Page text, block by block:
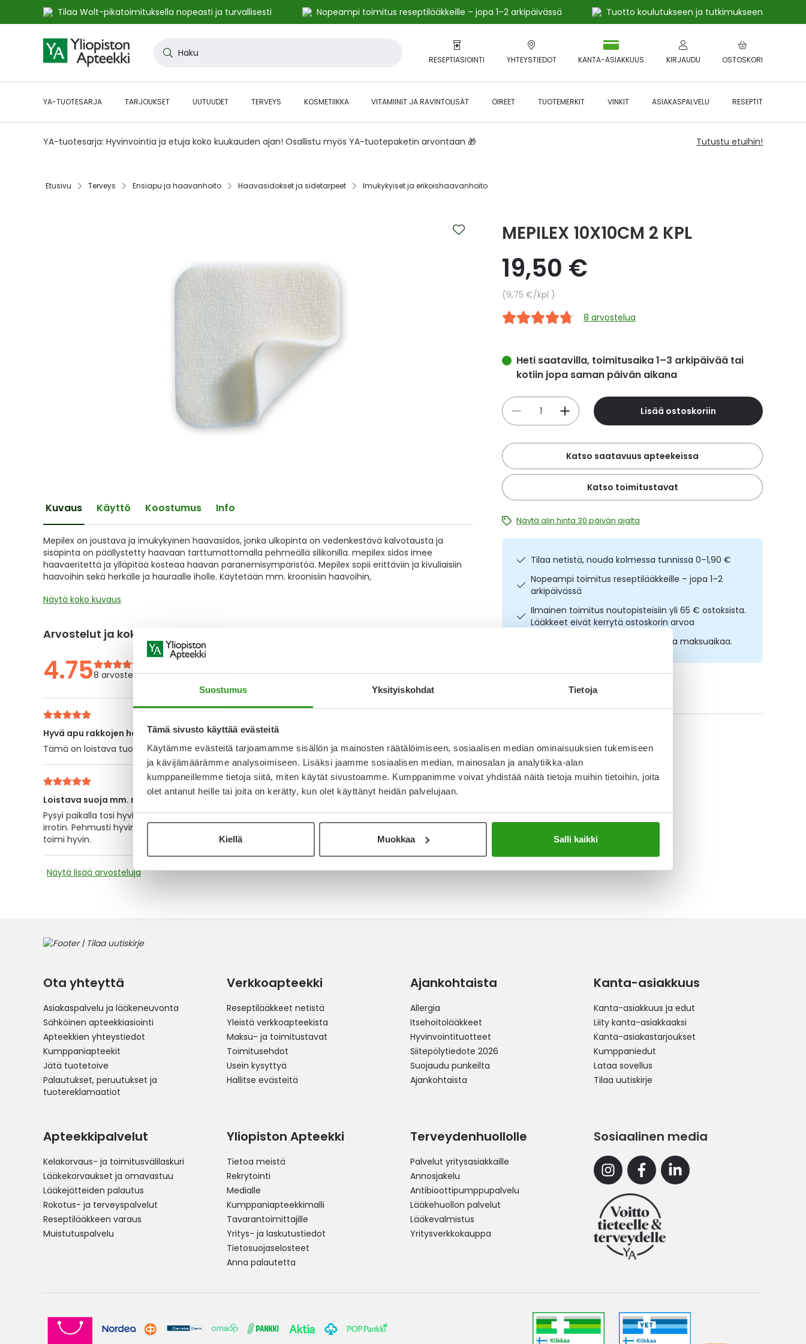
Suostumus Yksityiskohdat Tietoja
Tämä sivusto käyttää evästeitä
Käytämme evästeitä tarjoamamme sisällön ja mainosten räätälöimiseen, sosiaalisen median ominaisuuksien tukemiseen
ja kävijämäärämme analysoimiseen. Lisäksi jaamme sosiaalisen median, mainosalan ja analytiikka-alan
kumppaneillemme tietoja siitä, miten käytät sivustoamme. Kumppanimme voivat yhdistää näitä tietoja muihin tietoihin, joita
olet antanut heille tai joita on kerätty, kun olet käyttänyt heidän palvelujaan.
Kiellä Muokkaa Salli kaikki
Tilaa Wolt-pikatoimituksella nopeasti ja turvallisesti Nopeampi toimitus reseptilääkkeille – jopa 1–2 arkipäivässä
Tuotto koulutukseen ja tutkimukseen
to
Content
RESEPTIASIOINTI YHTEYSTIEDOT OSTOSKORI
KANTA-ASIAKKUUS KIRJAUDU
YA-TUOTESARJA TARJOUKSET UUTUUDET TERVEYS KOSMETIIKKA VITAMIINIT JA RAVINTOLISÄT OIREET TUOTEMERKIT VINKIT ASIAKASPALVELU RESEPTIT
YA-tuotesarja: Hyvinvointia ja etuja koko kuukauden ajan! Osallistu myös YA-tuotepaketin arvontaan 🎁 Tutustu etuihin!
Etusivu‎ Terveys‎ Ensiapu ja haavanhoito‎ Haavasidokset ja sidetarpeet‎ Imukykyiset ja erikoishaavanhoito‎
the
the
images
gallery
Kuvaus Käyttö Koostumus Info
Mepilex on joustava ja imukykyinen haavasidos, jonka ulkopinta on vedenkestävä kalvotausta ja
sisäpinta on päällystetty haavaan tarttumattomalla pehmeällä silikonilla. mepilex sidos imee
haavaeritettä ja ylläpitää kosteaa haavan paranemisympäristöä. Mepilex sopii erittäviin ja kivuliaisiin
haavoihin sekä herkälle ja hauraalle iholle. Käytetään mm. kroonisiin haavoihin,
Näytä koko kuvaus
Arvostelut ja kokemuksia
4.758 arvostelua Kirjoita arvostelu
Hyvä apu rakkojen hoitoon
Tämä on loistava tuote esim kantapään puhjeenneen rakon hoitoon. Se ei tartu ja lievittää kipua.
7.3.2025
Loistava suoja mm. rikkeymään
Pysyi paikalla tosi hyvin 6vrk, varmaan pidempäänkin mutta halusin nähdä miten parantunut niin
irrotin. Pehmusti hyvin vaatteiden painautumiselta/hankaukselta. Rikkeymä oli taitekohdassa, silti
toimi hyvin.
Näytä lisää arvosteluja
MEPILEX 10X10CM 2 KPL
19,50 €
Yksikköhinta
9,75 €/kpl
8 arvostelua
Heti saatavilla, toimitusaika 1–3 arkipäivää tai
kotiin jopa saman päivän aikana
Määrä
Lisää ostoskoriin
Katso saatavuus apteekeissa
Katso toimitustavat
Näytä alin hinta 30 päivän ajalta
Tilaa netistä, nouda kolmessa tunnissa 0–1,90 €
Nopeampi toimitus reseptilääkkeille – jopa 1–2
arkipäivässä
Ilmainen toimitus noutopisteisiin yli 65 € ostoksista.
Lääkkeet eivät kerrytä ostoskorin arvoa
Osta nyt, saat 45 päivää korotonta maksuaikaa.
Katso kaikki Mölnlycke-tuotteet
Ota yhteyttä
Asiakaspalvelu ja lääkeneuvonta
Sähköinen apteekkiasiointi
Apteekkien yhteystiedot
Kumppaniapteekit
Jätä tuotetoive
Palautukset, peruutukset ja
tuotereklamaatiot
Verkkoapteekki
Reseptilääkkeet netistä
Yleistä verkkoapteekista
Maksu- ja toimitustavat
Toimitusehdot
Usein kysyttyä
Hallitse evästeitä
Ajankohtaista
Allergia
Itsehoitolääkkeet
Hyvinvointituotteet
Siitepölytiedote 2026
Suojaudu punkeilta
Ajankohtaista
Kanta-asiakkuus
Kanta-asiakkuus ja edut
Liity kanta-asiakkaaksi
Kanta-asiakastarjoukset
Kumppaniedut
Lataa sovellus
Tilaa uutiskirje
Apteekkipalvelut
Kelakorvaus- ja toimitusvälilaskuri
Lääkekorvaukset ja omavastuu
Lääkejätteiden palautus
Rokotus- ja terveyspalvelut
Reseptilääkkeen varaus
Muistutuspalvelu
Yliopiston Apteekki
Tietoa meistä
Rekrytointi
Medialle
Kumppaniapteekkimalli
Tavarantoimittajille
Yritys- ja laskutustiedot
Tietosuojaselosteet
Anna palautetta
Terveydenhuollolle
Palvelut yritysasiakkaille
Annosjakelu
Antibioottipumppupalvelu
Lääkehuollon palvelut
Lääkevalmistus
Yritysverkkokauppa
Sosiaalinen media
InstagramFacebookLinkedin